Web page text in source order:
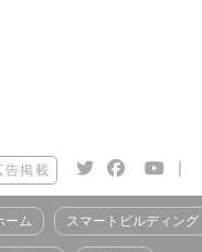
告掲載 |
ーム スマートビルディング